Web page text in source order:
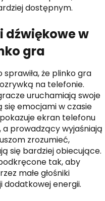
dostępnym.
dźwiękowe w
gra
że plinko gra
na telefonie.
uruchamiają swoje
się emocjami w czasie
ekran telefonu
prowadzący wyjaśniają
zrozumieć,
się bardziej obiecujące.
tak, aby
małe głośniki
dodatkowej energii.